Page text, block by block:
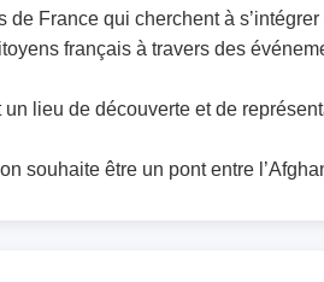
de France qui cherchent à
français à travers des
un lieu de découverte et de
souhaite être un pont entre